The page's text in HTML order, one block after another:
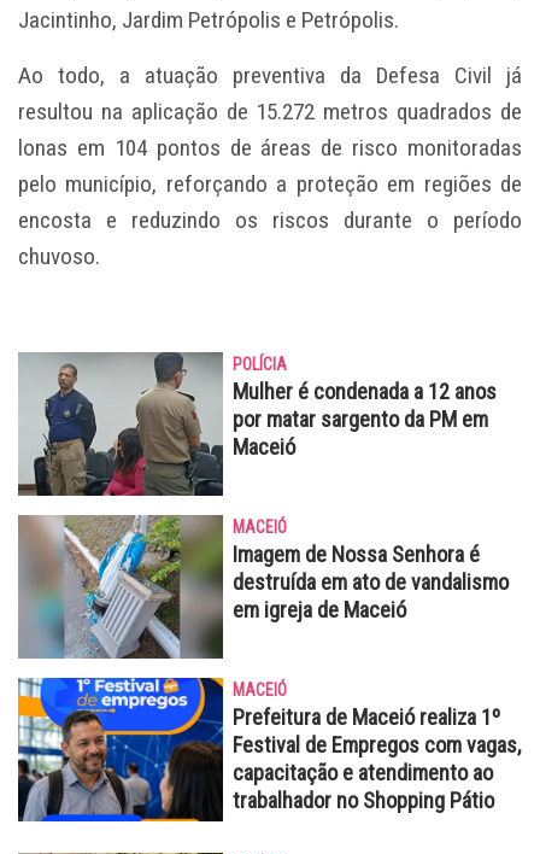
Jacintinho, Jardim Petrópolis e Petrópolis.
Ao todo, a atuação preventiva da Defesa Civil já
resultou na aplicação de 15.272 metros quadrados de
lonas em 104 pontos de áreas de risco monitoradas
pelo município, reforçando a proteção em regiões de
encosta e reduzindo os riscos durante o período
chuvoso.
POLÍCIA
Mulher é condenada a 12 anos
por matar sargento da PM em
Maceió
MACEIÓ
Imagem de Nossa Senhora é
destruída em ato de vandalismo
em igreja de Maceió
MACEIÓ
Prefeitura de Maceió realiza 1º
Festival de Empregos com vagas,
capacitação e atendimento ao
trabalhador no Shopping Pátio